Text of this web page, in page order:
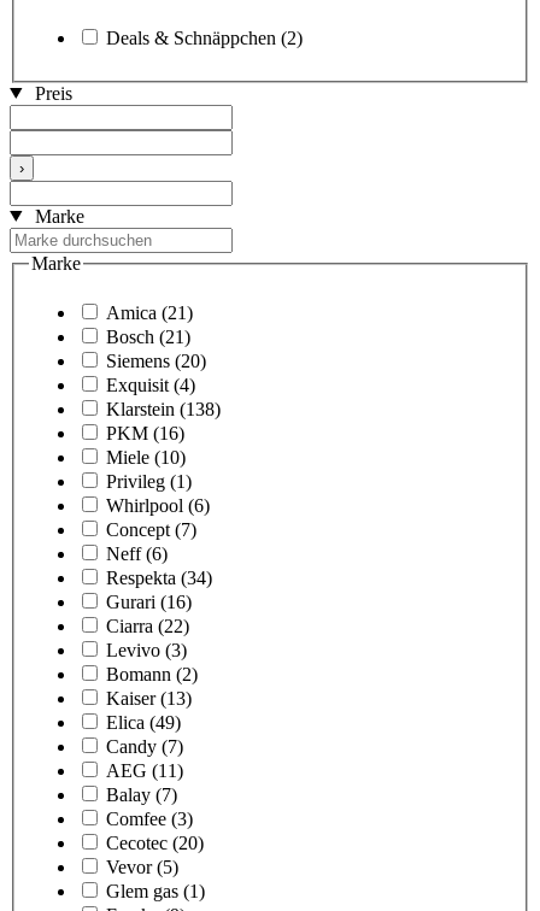
Deals & Schnäppchen (2)
Preis
›
Marke
Marke
Amica (21)
Bosch (21)
Siemens (20)
Exquisit (4)
Klarstein (138)
PKM (16)
Miele (10)
Privileg (1)
Whirlpool (6)
Concept (7)
Neff (6)
Respekta (34)
Gurari (16)
Ciarra (22)
Levivo (3)
Bomann (2)
Kaiser (13)
Elica (49)
Candy (7)
AEG (11)
Balay (7)
Comfee (3)
Cecotec (20)
Vevor (5)
Glem gas (1)